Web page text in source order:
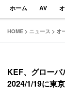
ホーム AV
HOME > ニュース > オ
KEF、グローバ
2024/1/19に東